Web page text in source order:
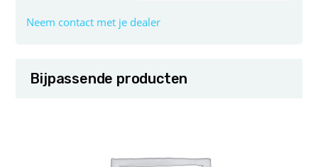
Neem contact met je dealer
Bijpassende producten